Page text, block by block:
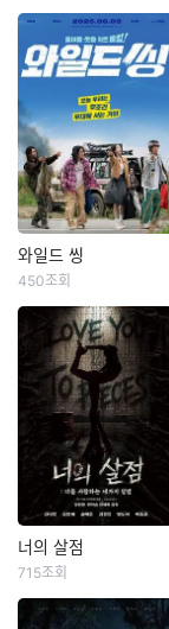
와일드 씽
박지현
‘댄스머신’황현우‘절
대매력’변도미‘폭풍
래퍼’구상구! “우리는
트라이앵글입니다!”
한때 가요계를 휩쓸
었지만 예기치 못한
사건에 휘말려 하루
아침에 해체된 3인조
혼성 댄스 그룹 ‘트라
이앵글’. 20년 만에
의 발판이 될 ‘트라이
와일드 씽
450조회
너의 살점
여동윤
너의 살점
715조회